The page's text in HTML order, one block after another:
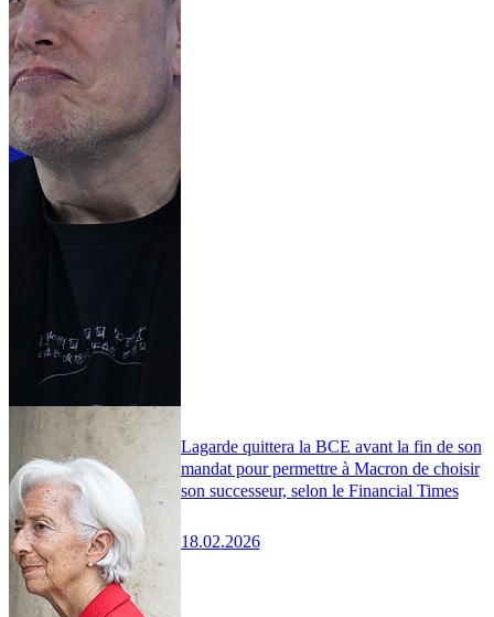
Lagarde quittera la BCE avant la fin de son
mandat pour permettre à Macron de choisir
son successeur, selon le Financial Times
18.02.2026